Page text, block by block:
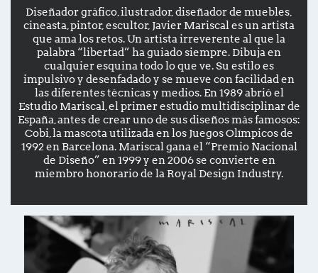
Diseñador gráfico, ilustrador, diseñador de muebles,
cineasta, pintor, escultor, Javier Mariscal es un artista
que ama los retos. Un artista irreverente al que la
palabra “libertad” ha guiado siempre. Dibuja en
cualquier esquina todo lo que ve. Su estilo es
impulsivo y desenfadado y se mueve con facilidad en
las diferentes técnicas y medios. En 1989 abrió el
Estudio Mariscal, el primer estudio multidisciplinar de
España, antes de crear uno de sus diseños más famosos:
Cobi, la mascota utilizada en los Juegos Olímpicos de
1992 en Barcelona. Mariscal gana el “Premio Nacional
de Diseño” en 1999 y en 2006 se convierte en
miembro honorario de la Royal Design Industry.